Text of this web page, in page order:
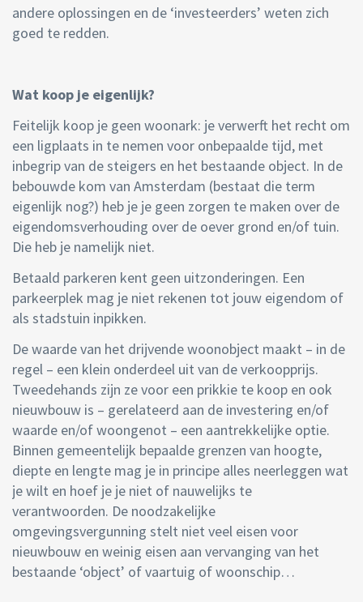
andere oplossingen en de ‘investeerders’ weten zich
goed te redden.
Wat koop je eigenlijk?
Feitelijk koop je geen woonark: je verwerft het recht om
een ligplaats in te nemen voor onbepaalde tijd, met
inbegrip van de steigers en het bestaande object. In de
bebouwde kom van Amsterdam (bestaat die term
eigenlijk nog?) heb je je geen zorgen te maken over de
eigendomsverhouding over de oever grond en/of tuin.
Die heb je namelijk niet.
Betaald parkeren kent geen uitzonderingen. Een
parkeerplek mag je niet rekenen tot jouw eigendom of
als stadstuin inpikken.
De waarde van het drijvende woonobject maakt – in de
regel – een klein onderdeel uit van de verkoopprijs.
Tweedehands zijn ze voor een prikkie te koop en ook
nieuwbouw is – gerelateerd aan de investering en/of
waarde en/of woongenot – een aantrekkelijke optie.
Binnen gemeentelijk bepaalde grenzen van hoogte,
diepte en lengte mag je in principe alles neerleggen wat
je wilt en hoef je je niet of nauwelijks te
verantwoorden. De noodzakelijke
omgevingsvergunning stelt niet veel eisen voor
nieuwbouw en weinig eisen aan vervanging van het
bestaande ‘object’ of vaartuig of woonschip…